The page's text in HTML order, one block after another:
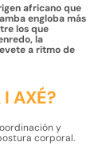
africano que
engloba más
los que
la
a ritmo de
AXÉ?
y
corporal.